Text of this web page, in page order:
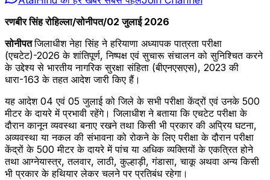
रणबीर सिंह रोहिल्ला/सोनीपत/02 जुलाई 2026
सोनीपतजिलाधीश नेहा सिंह ने हरियाणा अध्यापक पात्रता परीक्षा
(एचटेट)-2026 के शांतिपूर्ण, निष्पक्ष एवं सुचारू संचालन को सुनिश्चित करने
के उद्देश्य से भारतीय नागरिक सुरक्षा संहिता (बीएनएसएस), 2023 की
धारा-163 के तहत आदेश जारी किए हैं।
यह आदेश 04 एवं 05 जुलाई को जिले के सभी परीक्षा केंद्रों एवं उनके 500
मीटर के दायरे में प्रभावी रहेंगे। जिलाधीश ने बताया कि एचटेट परीक्षा के
दौरान कानून व्यवस्था बनाए रखने तथा किसी भी प्रकार की अप्रिय घटना,
अव्यवस्था या नकल की संभावना को रोकने के लिए परीक्षा के दौरान परीक्षा
केंद्रों के 500 मीटर के दायरे में पांच या अधिक व्यक्तियों के एकत्रित होने
तथा आग्नेयास्त्र, तलवार, लाठी, कुल्हाड़ी, गंडासा, चाकू अथवा अन्य किसी
भी प्रकार के हथियार लेकर चलने पर प्रतिबंध रहेगा।